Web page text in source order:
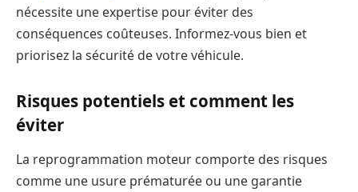
nécessite une expertise pour éviter des
conséquences coûteuses. Informez-vous bien et
priorisez la sécurité de votre véhicule.
Risques potentiels et comment les
éviter
La reprogrammation moteur comporte des risques
comme une usure prématurée ou une garantie